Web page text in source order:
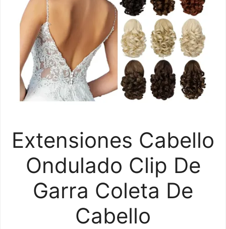
Extensiones Cabello
Ondulado Clip De
Garra Coleta De
Cabello